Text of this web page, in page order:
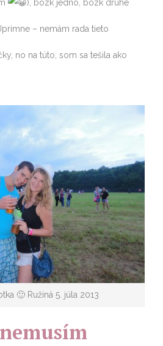
), bozk jedno, bozk druhé
– nemám rada tieto
no na túto, som sa tešila ako
🙂 Ružiná 5. júla 2013